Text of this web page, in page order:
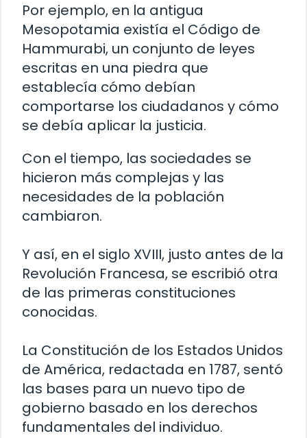
Por ejemplo, en la antigua
Mesopotamia existía el Código de
Hammurabi, un conjunto de leyes
escritas en una piedra que
establecía cómo debían
comportarse los ciudadanos y cómo
se debía aplicar la justicia.
Con el tiempo, las sociedades se
hicieron más complejas y las
necesidades de la población
cambiaron.
Y así, en el siglo XVIII, justo antes de la
Revolución Francesa, se escribió otra
de las primeras constituciones
conocidas.
La Constitución de los Estados Unidos
de América, redactada en 1787, sentó
las bases para un nuevo tipo de
gobierno basado en los derechos
fundamentales del individuo.